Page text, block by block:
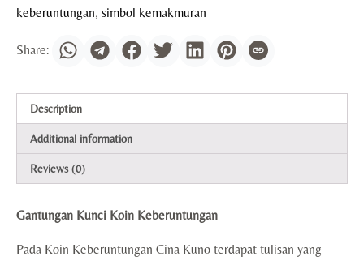
keberuntungan, simbol kemakmuran
Description
Additional information
Reviews (0)
Gantungan Kunci Koin Keberuntungan
Pada Koin Keberuntungan Cina Kuno terdapat tulisan yang